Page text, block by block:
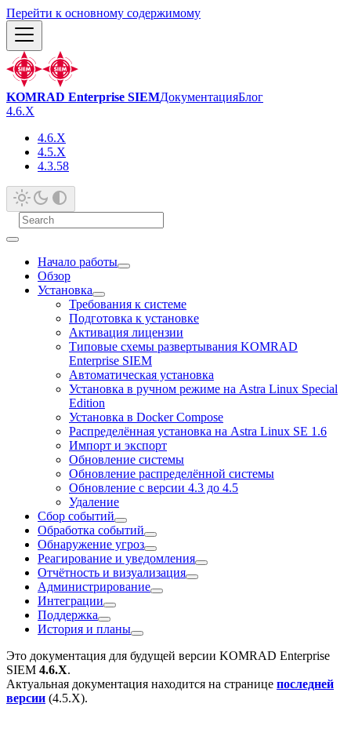
Перейти к основному содержимому
KOMRAD Enterprise SIEMДокументацияБлог
4.6.X
4.6.X
4.5.X
4.3.58
Начало работы
Обзор
Установка
Требования к системе
Подготовка к установке
Активация лицензии
Типовые схемы развертывания KOMRAD
Enterprise SIEM
Автоматическая установка
Установка в ручном режиме на Astra Linux Special
Edition
Установка в Docker Compose
Распределённая установка на Astra Linux SE 1.6
Импорт и экспорт
Обновление системы
Обновление распределённой системы
Обновление с версии 4.3 до 4.5
Удаление
Сбор событий
Обработка событий
Обнаружение угроз
Реагирование и уведомления
Отчётность и визуализация
Администрирование
Интеграции
Поддержка
История и планы
Это документация для будущей версии KOMRAD Enterprise
SIEM 4.6.X.
Актуальная документация находится на странице последней
версии (4.5.X).